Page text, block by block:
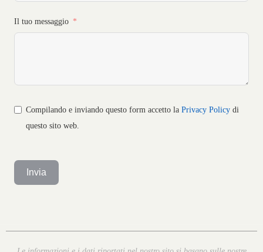
Il tuo messaggio
Compilando e inviando questo form accetto laPrivacy Policy di
questo sito web.
Invia